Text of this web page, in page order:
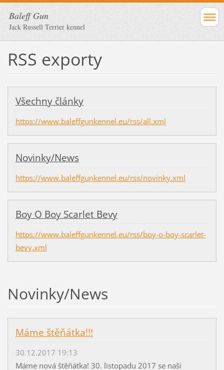
Baleff Gun
Jack Russell Terrier kennel
RSS exporty
Všechny články
https://www.baleffgunkennel.eu/rss/all.xml
Novinky/News
https://www.baleffgunkennel.eu/rss/novinky.xml
Boy O Boy Scarlet Bevy
https://www.baleffgunkennel.eu/rss/boy-o-boy-scarlet-
bevy.xml
Novinky/News
Máme štěňátka!!!
30.12.2017 19:13
Máme nová štěňátka! 30. listopadu 2017 se naši